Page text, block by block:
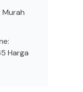
Murah
Harga